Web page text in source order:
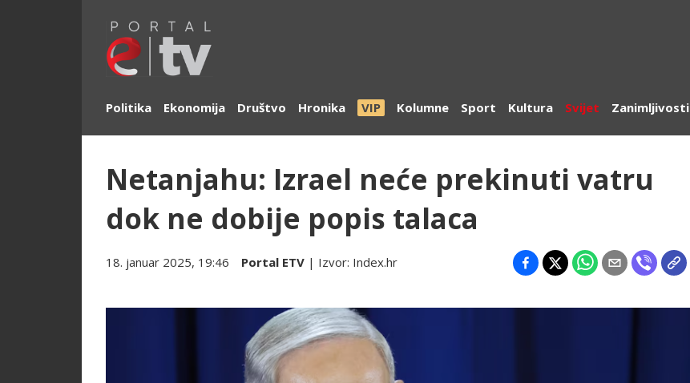
Politika Ekonomija Društvo Hronika VIP Kolumne Sport Kultura Svijet Zanimljivosti
Netanjahu: Izrael neće prekinuti vatru
dok ne dobije popis talaca
18. januar 2025, 19:46 Portal ETV | Izvor: Index.hr